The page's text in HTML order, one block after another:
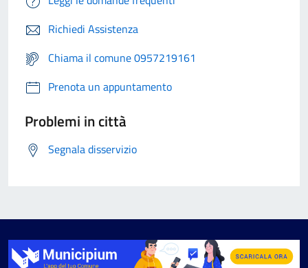
Richiedi Assistenza
Chiama il comune 0957219161
Prenota un appuntamento
Problemi in città
Segnala disservizio